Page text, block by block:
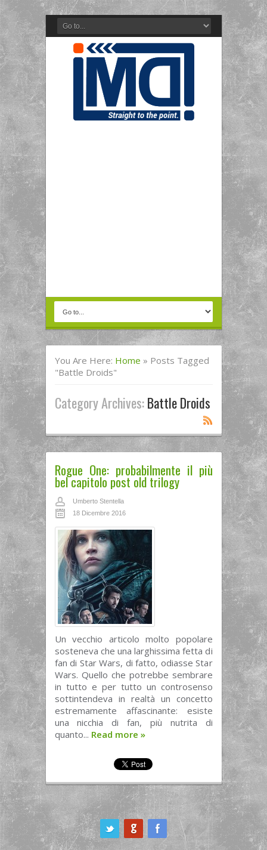
You Are Here: Home » Posts Tagged
"battle Droids"
Category Archives:Battle Droids
Rogue One: probabilmente il più
bel capitolo post old trilogy
Umberto Stentella
18 Dicembre 2016
Un vecchio articolo molto popolare
sosteneva che una larghissima fetta di
fan di Star Wars, di fatto, odiasse Star
Wars. Quello che potrebbe sembrare
in tutto e per tutto un controsenso
sottintendeva in realtà un concetto
estremamente affascinante: esiste
una nicchia di fan, più nutrita di
quanto... Read more »